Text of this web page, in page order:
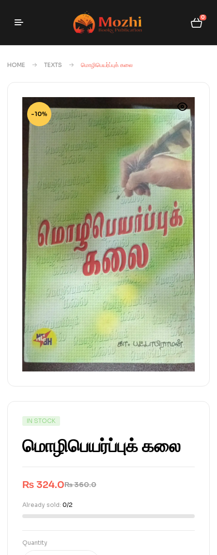
0
HOME TEXTS மொழிபெயர்ப்புக் கலை
-10%
IN STOCK
மொழிபெயர்ப்புக் கலை
₨360.0
₨ 324.0
Already sold: 0/2
Quantity